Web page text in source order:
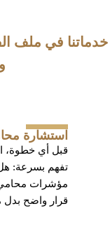
خدماتنا في ملف
استشارة
قبل أي
تفهم بسرعة:
مؤشرات محامي
قرار واضح بدل